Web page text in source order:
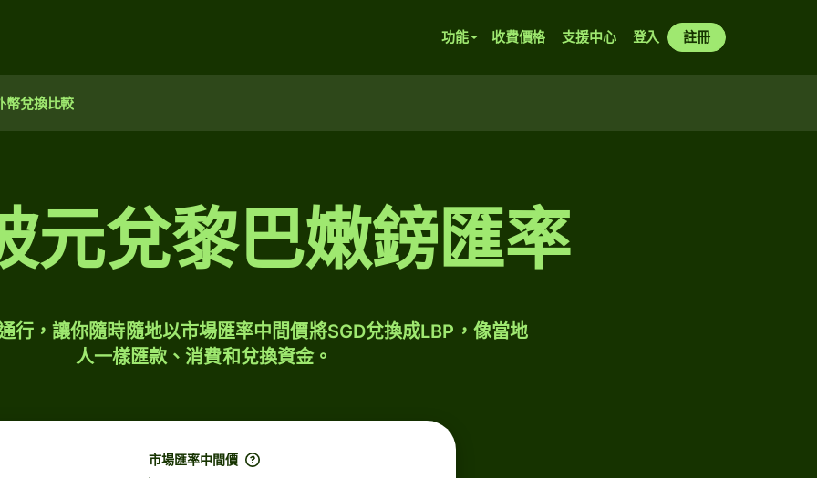
功能 收費價格 支援中心 登入 註冊
幣兌換比較
元兌黎巴嫩鎊匯率
行，讓你隨時隨地以市場匯率中間價將SGD兌換成LBP，像當地
人一樣匯款、消費和兌換資金。
市場匯率中間價